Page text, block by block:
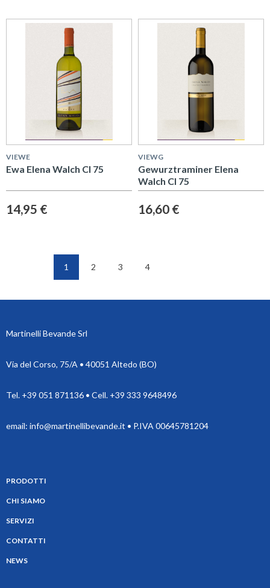
VIEWE
Ewa Elena Walch Cl 75
14,95 €
VIEWG
Gewurztraminer Elena
Walch Cl 75
16,60 €
1 2 3 4
Martinelli Bevande Srl
Via del Corso, 75/A • 40051 Altedo (BO)
Tel. +39 051 871136 • Cell. +39 333 9648496
email: info@martinellibevande.it • P.IVA 00645781204
PRODOTTI
CHI SIAMO
SERVIZI
CONTATTI
NEWS